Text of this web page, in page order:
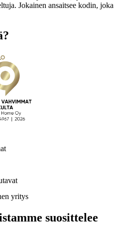
Jokainen ansaitsee kodin, joka
yritys
suosittelee